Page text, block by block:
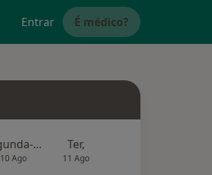
Entrar É médico?
Segunda-feira
10 Ago
Ter,
11 Ago